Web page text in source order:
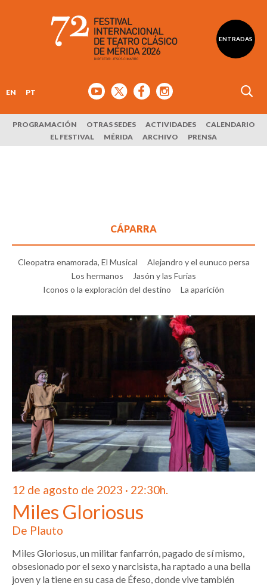
ENTRADAS
EN PT
PROGRAMACIÓN OTRAS SEDES ACTIVIDADES
CALENDARIO
EL FESTIVAL
MÉRIDA ARCHIVO PRENSA
CÁPARRA
Cleopatra enamorada, El Musical
Alejandro y el eunuco persa
Los hermanos
Jasón y las Furias
Iconos o la exploración del destino
La aparición
12 de agosto de 2023 · 22:30h.
Miles Gloriosus
De Plauto
Miles Gloriosus, un militar fanfarrón, pagado de sí mismo,
obsesionado por el sexo y narcisista, ha raptado a una bella
joven y la tiene en su casa de Éfeso, donde vive también